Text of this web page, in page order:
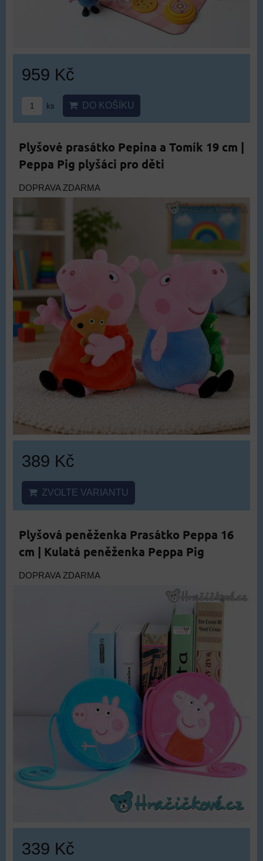
959 Kč
ks DO KOŠÍKU
Plyšové prasátko Pepina a Tomík 19 cm |
Peppa Pig plyšáci pro děti
DOPRAVA ZDARMA
389 Kč
ZVOLTE VARIANTU
Plyšová peněženka Prasátko Peppa 16
cm | Kulatá peněženka Peppa Pig
DOPRAVA ZDARMA
339 Kč